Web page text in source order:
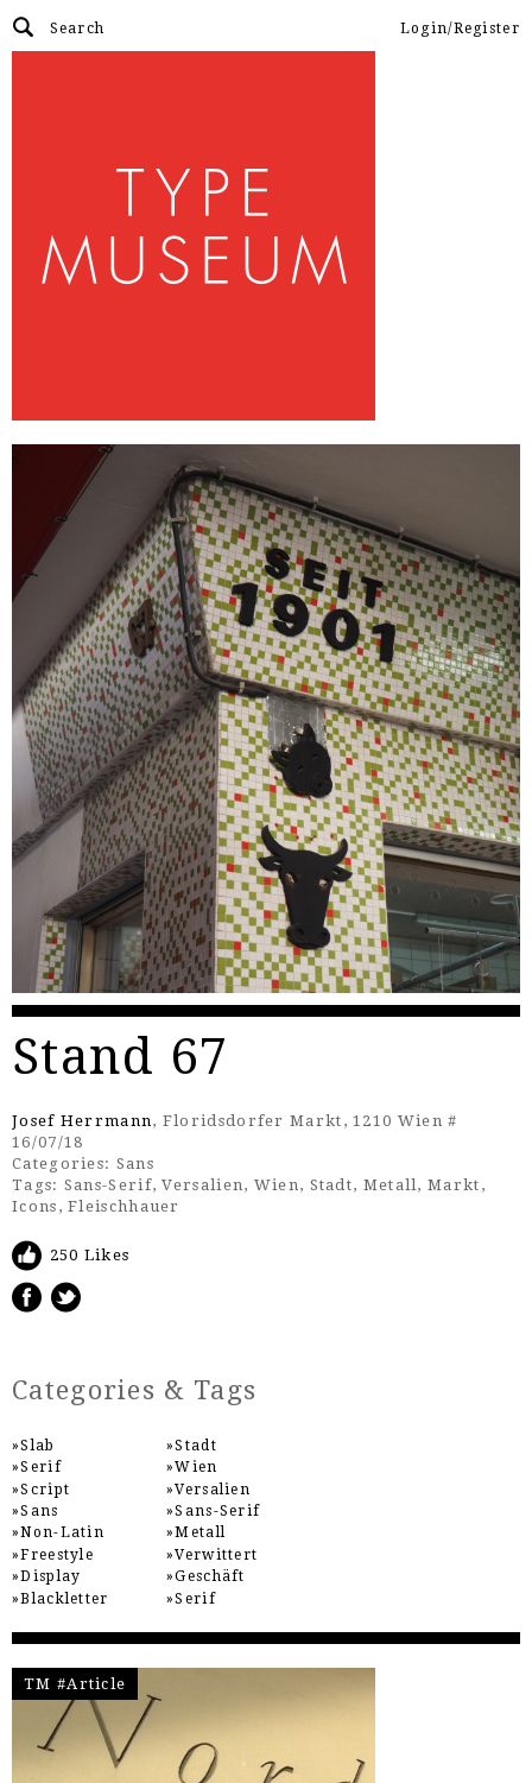
Login/Register
Stand 67
Josef Herrmann , Floridsdorfer Markt, 1210 Wien #
16/07/18
Categories: Sans
Tags: Sans-Serif,Versalien , Wien , Stadt, Metall ,Markt ,
Icons ,Fleischhauer
250 Likes
Categories & Tags
Slab
Serif
Script
Sans
Non-Latin
Freestyle
Display
Blackletter
Stadt
Wien
Versalien
Sans-Serif
Metall
Verwittert
Geschäft
Serif
TM #Article